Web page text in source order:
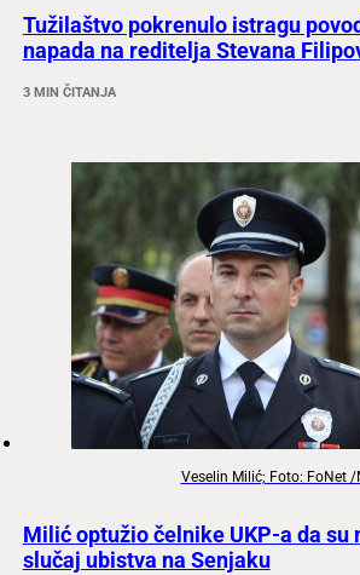
Tužilaštvo pokrenulo istragu
napada na reditelja Stevana
3 MIN ČITANJA
Veselin Milić; Foto: FoNet
Milić optužio čelnike UKP-a da su
slučaj ubistva na Senjaku